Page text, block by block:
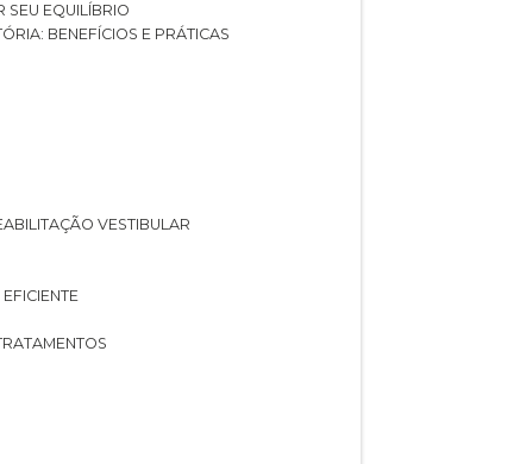
SEU EQUILÍBRIO
BENEFÍCIOS E PRÁTICAS
VESTIBULAR